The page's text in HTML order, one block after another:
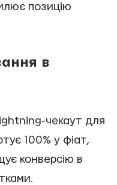
позицію
в
для
100% у фіат,
конверсію в